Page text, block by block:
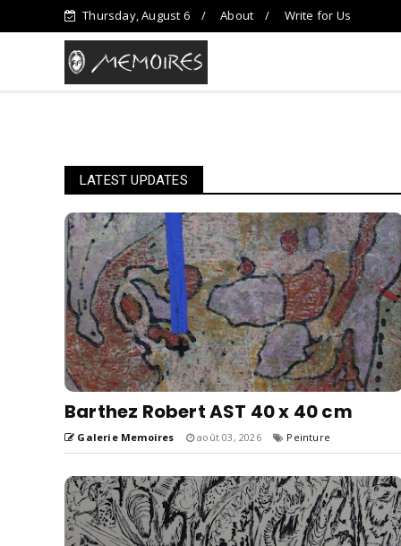
Thursday, August 6 About Write for Us
LATEST UPDATES
Barthez Robert AST 40 x 40 cm
Galerie Memoires août 03, 2026 Peinture